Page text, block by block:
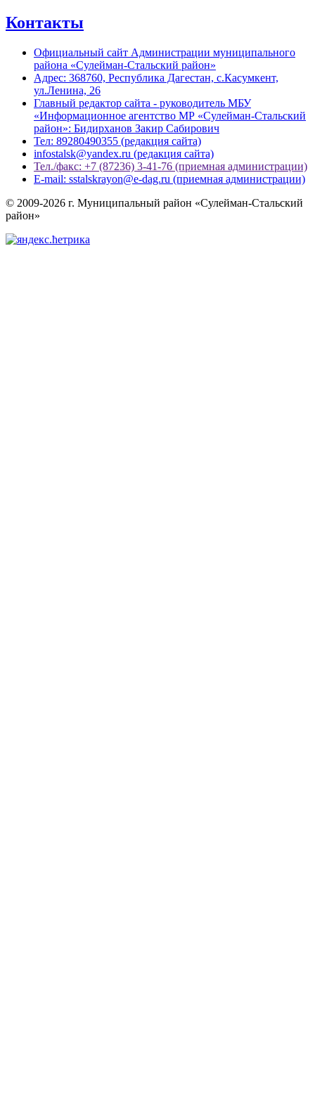
Контакты
Официальный сайт Администрации муниципального
района «Сулейман-Стальский район»
Адрес: 368760, Республика Дагестан, с.Касумкент,
ул.Ленина, 26
Главный редактор сайта - руководитель МБУ
«Информационное агентство МР «Сулейман-Стальский
район»: Бидирханов Закир Сабирович
Тел: 89280490355 (редакция сайта)
infostalsk@yandex.ru (редакция сайта)
Тел./факс: +7 (87236) 3-41-76 (приемная администрации)
E-mail: sstalskrayon@e-dag.ru (приемная администрации)
© 2009-2026 г. Муниципальный район «Сулейман-Стальский
район»